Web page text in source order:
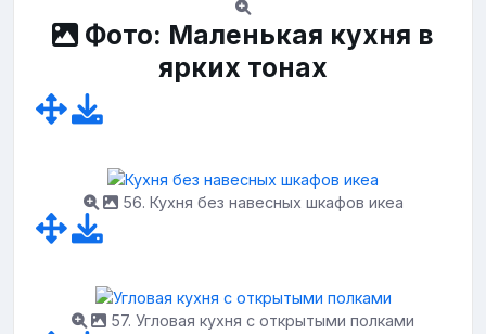
Фото: Маленькая кухня в
ярких тонах
56. Кухня без навесных шкафов икеа
57. Угловая кухня с открытыми полками